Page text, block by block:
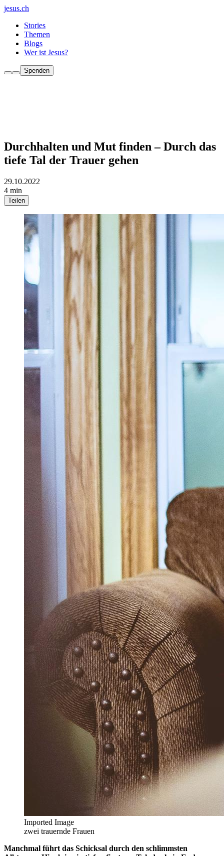
jesus.ch
Stories
Themen
Blogs
Wer ist Jesus?
Spenden
Durchhalten und Mut finden – Durch das
tiefe Tal der Trauer gehen
29.10.2022
4 min
Teilen
Imported Image
zwei trauernde Frauen
Manchmal führt das Schicksal durch den schlimmsten